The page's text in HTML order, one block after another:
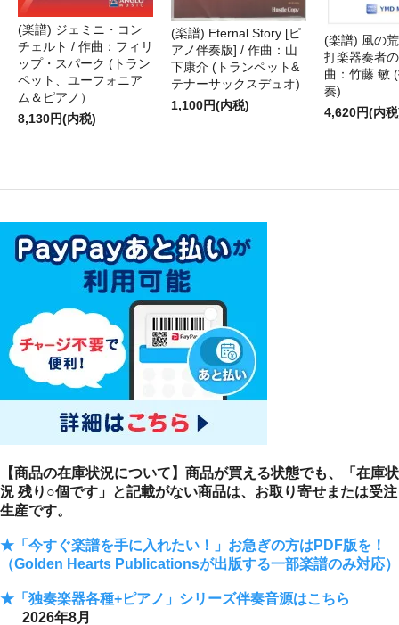
(楽譜) ジェミニ・コン
チェルト / 作曲：フィリ
ップ・スパーク (トラン
ペット、ユーフォニア
ム＆ピアノ）
8,130円(内税)
(楽譜) Eternal Story [ピ
アノ伴奏版] / 作曲：山
下康介 (トランペット&
テナーサックスデュオ)
1,100円(内税)
(楽譜) 風の
打楽器奏者
曲：竹藤 敏
奏)
4,620円(内
【商品の在庫状況について】商品が買える状態でも、「在庫状
況 残り○個です」と記載がない商品は、お取り寄せまたは受注
生産です。
★「今すぐ楽譜を手に入れたい！」お急ぎの方はPDF版を！
（Golden Hearts Publicationsが出版する一部楽譜のみ対応）
★「独奏楽器各種+ピアノ」シリーズ伴奏音源はこちら
2026年8月